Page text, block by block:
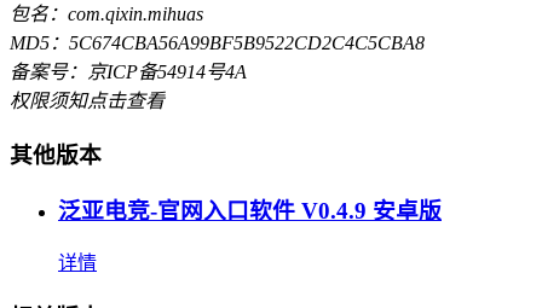
包名：com.qixin.mihuas
MD5：5C674CBA56A99BF5B9522CD2C4C5CBA8
备案号：京ICP备54914号4A
权限须知点击查看
其他版本
泛亚电竞-官网入口软件 V0.4.9 安卓版
详情